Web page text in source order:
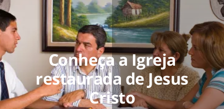
Conheça a Igreja
restaurada de Jesus
Cristo